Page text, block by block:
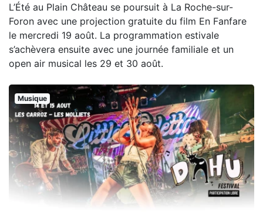
L’Été au Plain Château se poursuit à La Roche-sur-
Foron avec une projection gratuite du film En Fanfare
le mercredi 19 août. La programmation estivale
s’achèvera ensuite avec une journée familiale et un
open air musical les 29 et 30 août.
Musique